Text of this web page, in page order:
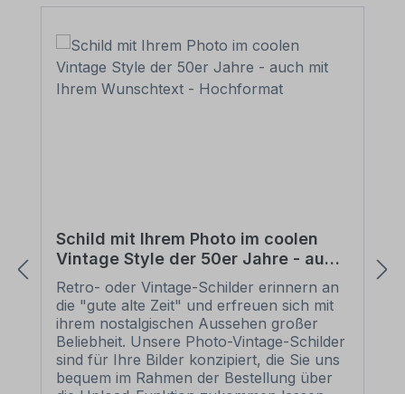
zweifacher Ausfertigung: Anwendung: für
Verbundmaterial, Aluminium 2 mm und
anderen Materialien mit glatten
Oberflächen im Innenbereich
Halter beträgt ca. 6 mm) 2 Stück -
Wandpuffer / Distanzhalter 2 Stück -
Dübel / Schrauben (5 x 40 mm) Tragkraft
- Set: Ein Schilderhalter ist für max. 3 kg
ausgelegt, 2 Schilderhalter für insgesamt
max. 6 kg Bitte beachten Sie: Die
Oberfläche, auf der die Schilderhalter
aufgeklebt werden, muss absolut trocken,
staub- und fettfrei sein. Befestigen /
verkleben Sie beide Schilderhalter gerade
Schild mit Ihrem Photo im coolen
Vintage Style der 50er Jahre - auch
mit Ihrem Wunschtext - Hochformat
Retro- oder Vintage-Schilder erinnern an
die "gute alte Zeit" und erfreuen sich mit
ihrem nostalgischen Aussehen großer
Beliebheit. Unsere Photo-Vintage-Schilder
sind für Ihre Bilder konzipiert, die Sie uns
bequem im Rahmen der Bestellung über